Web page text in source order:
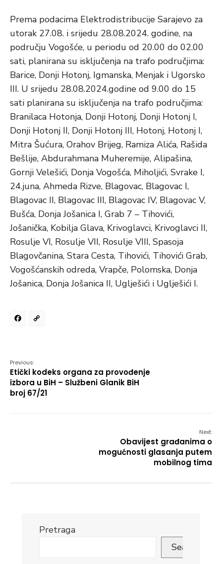
Prema podacima Elektrodistribucije Sarajevo za
utorak 27.08. i srijedu 28.08.2024. godine, na
području Vogošće, u periodu od 20.00 do 02.00
sati, planirana su isključenja na trafo područjima:
Barice, Donji Hotonj, Igmanska, Menjak i Ugorsko
III. U srijedu 28.08.2024.godine od 9.00 do 15
sati planirana su isključenja na trafo područjima:
Branilaca Hotonja, Donji Hotonj, Donji Hotonj I,
Donji Hotonj II, Donji Hotonj III, Hotonj, Hotonj I,
Mitra Šućura, Orahov Brijeg, Ramiza Alića, Rašida
Bešlije, Abdurahmana Muheremije, Alipašina,
Gornji Velešići, Donja Vogošća, Miholjići, Svrake I,
24.juna, Ahmeda Rizve, Blagovac, Blagovac I,
Blagovac II, Blagovac III, Blagovac IV, Blagovac V,
Bušća, Donja Jošanica I, Grab 7 – Tihovići,
Jošanička, Kobilja Glava, Krivoglavci, Krivoglavci II,
Rosulje VI, Rosulje VII, Rosulje VIII, Spasoja
Blagovčanina, Stara Cesta, Tihovići, Tihovići Grab,
Vogošćanskih odreda, Vrapče, Polomska, Donja
Jošanica, Donja Jošanica II, Uglješići i Uglješići I.
Facebook
Previous:
Etički kodeks organa za provođenje
izbora u BiH – Službeni Glanik BiH
broj 67/21
Next:
Obavijest građanima o
mogućnosti glasanja putem
mobilnog tima
Pretraga
Search